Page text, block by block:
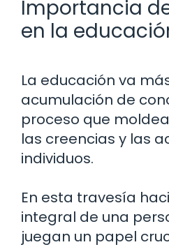
Importancia
en la
La educación va
acumulación de
proceso que
las creencias y las
individuos.
En esta travesía
integral de una
juegan un papel